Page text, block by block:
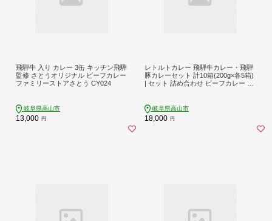
飛騨牛 入り カレー 3缶 キッチン飛騨
監修 さとうオリジナル ビーフカレー
ファミリーストアさとう CY024
岐阜県高山市
13,000 円
レトルトカレー 飛騨牛カレー・飛騨
豚カレーセット 計10箱(200g×各5箱)
| セット 詰め合わせ ビーフカレー ポ
岐阜県高山市
18,000 円